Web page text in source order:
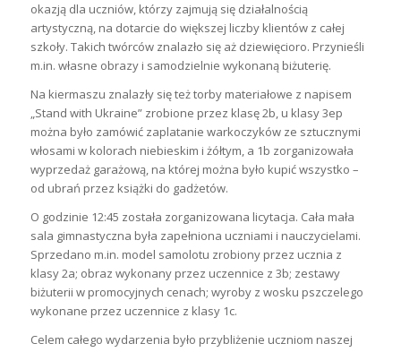
okazją dla uczniów, którzy zajmują się działalnością
artystyczną, na dotarcie do większej liczby klientów z całej
szkoły. Takich twórców znalazło się aż dziewięcioro. Przynieśli
m.in. własne obrazy i samodzielnie wykonaną biżuterię.
Na kiermaszu znalazły się też torby materiałowe z napisem
„Stand with Ukraine” zrobione przez klasę 2b, u klasy 3ep
można było zamówić zaplatanie warkoczyków ze sztucznymi
włosami w kolorach niebieskim i żółtym, a 1b zorganizowała
wyprzedaż garażową, na której można było kupić wszystko –
od ubrań przez książki do gadżetów.
O godzinie 12:45 została zorganizowana licytacja. Cała mała
sala gimnastyczna była zapełniona uczniami i nauczycielami.
Sprzedano m.in. model samolotu zrobiony przez ucznia z
klasy 2a; obraz wykonany przez uczennice z 3b; zestawy
biżuterii w promocyjnych cenach; wyroby z wosku pszczelego
wykonane przez uczennice z klasy 1c.
Celem całego wydarzenia było przybliżenie uczniom naszej